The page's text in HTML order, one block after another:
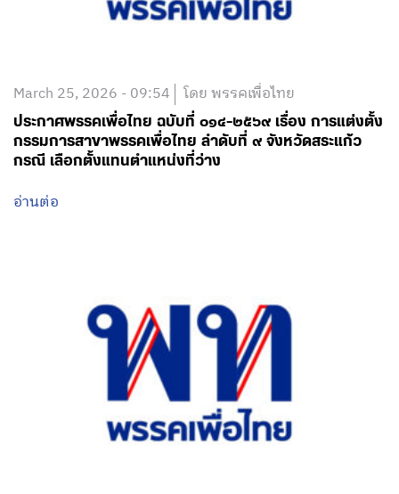
March 25, 2026 - 09:54 โดย พรรคเพื่อไทย
ประกาศพรรคเพื่อไทย ฉบับที่ ๐๑๔-๒๕๖๙ เรื่อง การแต่งตั้ง
กรรมการสาขาพรรคเพื่อไทย ลำดับที่ ๙ จังหวัดสระแก้ว
กรณี เลือกตั้งแทนตำแหน่งที่ว่าง
อ่านต่อ